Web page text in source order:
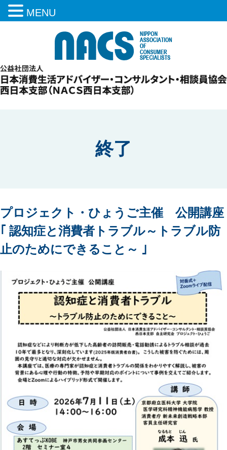
終了
プロジェクト・ひょうご主催 公開講座
｢ 認知症と消費者トラブル～トラブル防
止のためにできること～ ｣
MENU